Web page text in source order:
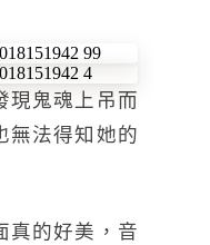
現鬼魂上吊而
無法得知她的
真的好美，音